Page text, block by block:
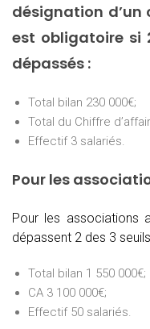
désignation
est obligatoire si
dépassés :
Total bilan 230 000€;
Total du Chiffre
Effectif 3 salariés.
Pour les
Pour les associations
dépassent 2 des 3
Total bilan 1 550 000€;
CA 3 100 000€;
Effectif 50 salariés.